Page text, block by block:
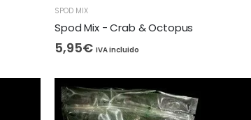
SPOD MIX
Spod Mix - Crab & Octopus
5,95€ IVA incluido